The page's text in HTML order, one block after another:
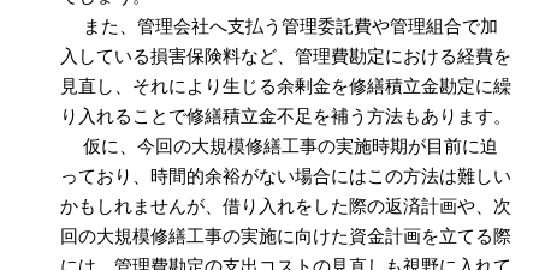
また、管理会社へ支払う管理委託費や管理組合で加
入している損害保険料など、管理費勘定における経費を
見直し、それにより生じる余剰金を修繕積立金勘定に繰
り入れることで修繕積立金不足を補う方法もあります。
仮に、今回の大規模修繕工事の実施時期が目前に迫
っており、時間的余裕がない場合にはこの方法は難しい
かもしれませんが、借り入れをした際の返済計画や、次
回の大規模修繕工事の実施に向けた資金計画を立てる際
には、管理費勘定の支出コストの見直しも視野に入れて